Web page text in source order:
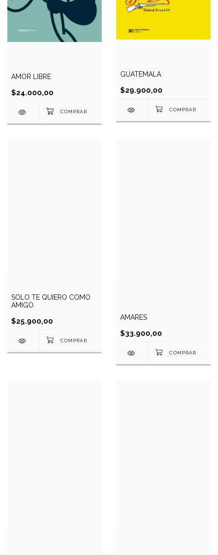
AMOR LIBRE
$24.000,00
GUATEMALA
$29.900,00
SÓLO TE QUIERO COMO
AMIGO
$25.900,00 AMARES
$33.900,00